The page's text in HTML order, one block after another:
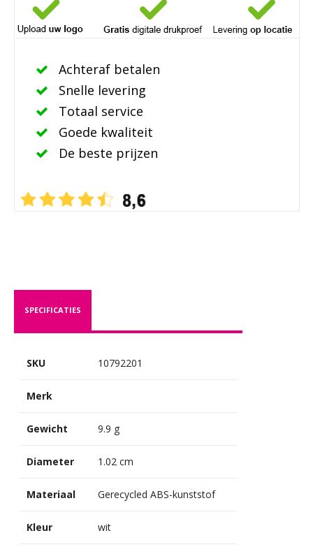
Achteraf betalen
Snelle levering
Totaal service
Goede kwaliteit
De beste prijzen
SPECIFICATIES
SKU 10792201
Merk
Gewicht 9.9 g
Diameter 1.02 cm
Materiaal Gerecycled ABS-kunststof
Kleur wit